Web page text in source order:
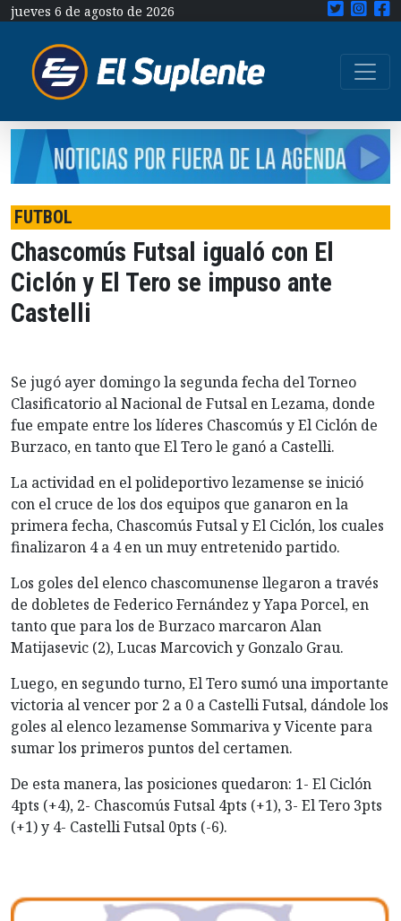
jueves 6 de agosto de 2026
FUTBOL
Chascomús Futsal igualó con El
Ciclón y El Tero se impuso ante
Castelli
Se jugó ayer domingo la segunda fecha del Torneo
Clasificatorio al Nacional de Futsal en Lezama, donde
fue empate entre los líderes Chascomús y El Ciclón de
Burzaco, en tanto que El Tero le ganó a Castelli.
La actividad en el polideportivo lezamense se inició
con el cruce de los dos equipos que ganaron en la
primera fecha, Chascomús Futsal y El Ciclón, los cuales
finalizaron 4 a 4 en un muy entretenido partido.
Los goles del elenco chascomunense llegaron a través
de dobletes de Federico Fernández y Yapa Porcel, en
tanto que para los de Burzaco marcaron Alan
Matijasevic (2), Lucas Marcovich y Gonzalo Grau.
Luego, en segundo turno, El Tero sumó una importante
victoria al vencer por 2 a 0 a Castelli Futsal, dándole los
goles al elenco lezamense Sommariva y Vicente para
sumar los primeros puntos del certamen.
De esta manera, las posiciones quedaron: 1- El Ciclón
4pts (+4), 2- Chascomús Futsal 4pts (+1), 3- El Tero 3pts
(+1) y 4- Castelli Futsal 0pts (-6).